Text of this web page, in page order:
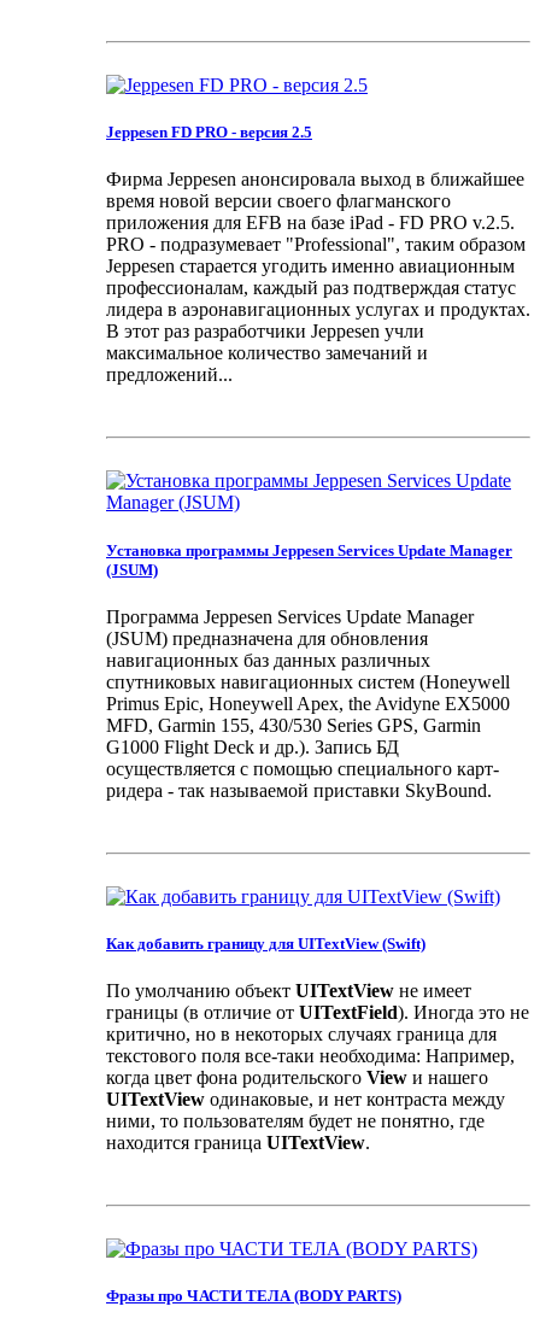
Jeppesen FD PRO - версия 2.5
Фирма Jeppesen анонсировала выход в ближайшее
время новой версии своего флагманского
приложения для EFB на базе iPad - FD PRO v.2.5.
PRO - подразумевает "Professional", таким образом
Jeppesen старается угодить именно авиационным
профессионалам, каждый раз подтверждая статус
лидера в аэронавигационных услугах и продуктах.
В этот раз разработчики Jeppesen учли
максимальное количество замечаний и
предложений...
Установка программы Jeppesen Services Update Manager
(JSUM)
Программа Jeppesen Services Update Manager
(JSUM) предназначена для обновления
навигационных баз данных различных
спутниковых навигационных систем (Honeywell
Primus Epic, Honeywell Apex, the Avidyne EX5000
MFD, Garmin 155, 430/530 Series GPS, Garmin
G1000 Flight Deck и др.). Запись БД
осуществляется с помощью специального карт-
ридера - так называемой приставки SkyBound.
Как добавить границу для UITextView (Swift)
По умолчанию объект UITextView не имеет
границы (в отличие от UITextField). Иногда это не
критично, но в некоторых случаях граница для
текстового поля все-таки необходима: Например,
когда цвет фона родительского View и нашего
UITextView одинаковые, и нет контраста между
ними, то пользователям будет не понятно, где
находится граница UITextView.
Фразы про ЧАСТИ ТЕЛА (BODY PARTS)